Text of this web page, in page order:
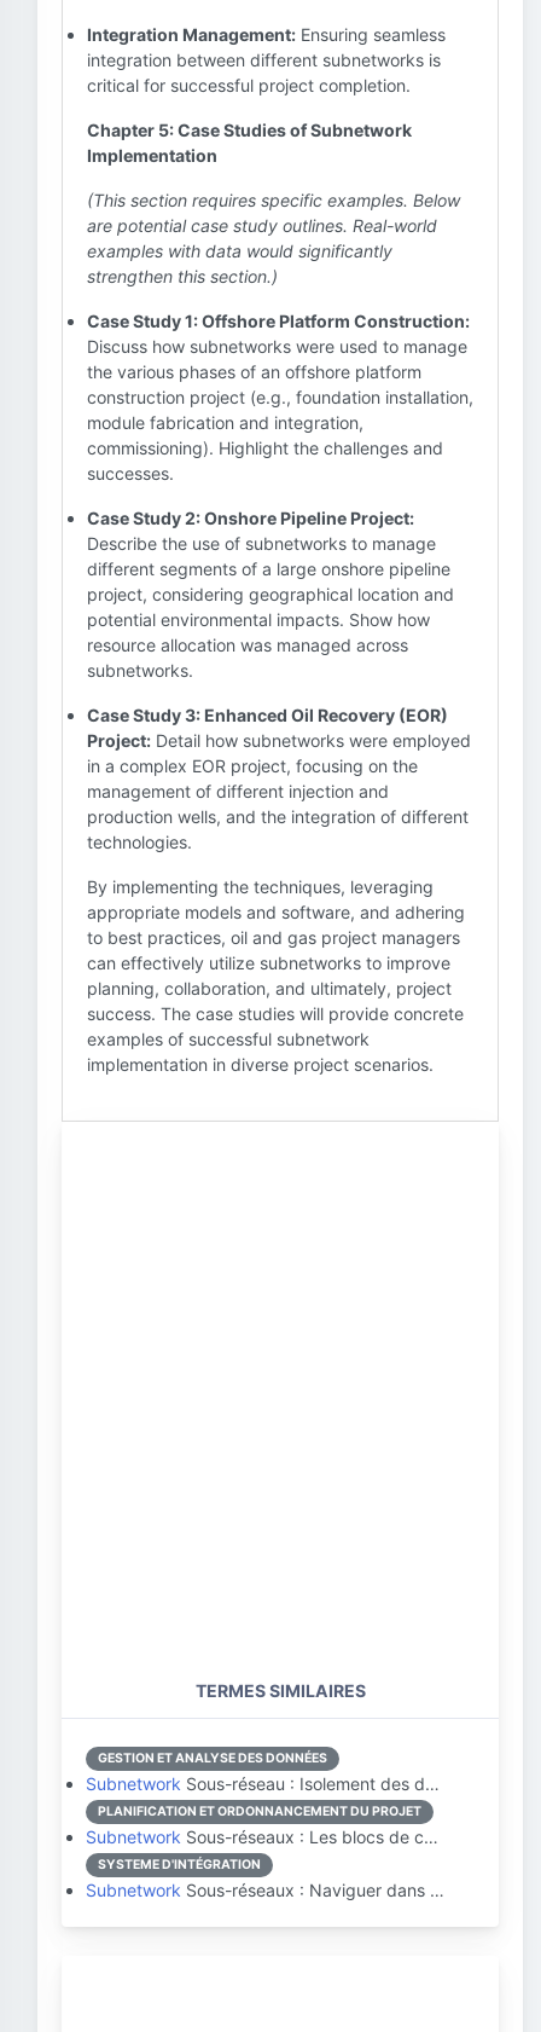
Integration Management: Ensuring seamless
integration between different subnetworks is
critical for successful project completion.
Chapter 5: Case Studies of Subnetwork
Implementation
(This section requires specific examples. Below
are potential case study outlines. Real-world
examples with data would significantly
strengthen this section.)
Case Study 1: Offshore Platform Construction:
Discuss how subnetworks were used to manage
the various phases of an offshore platform
construction project (e.g., foundation installation,
module fabrication and integration,
commissioning). Highlight the challenges and
successes.
Case Study 2: Onshore Pipeline Project:
Describe the use of subnetworks to manage
different segments of a large onshore pipeline
project, considering geographical location and
potential environmental impacts. Show how
resource allocation was managed across
subnetworks.
Case Study 3: Enhanced Oil Recovery (EOR)
Project: Detail how subnetworks were employed
in a complex EOR project, focusing on the
management of different injection and
production wells, and the integration of different
technologies.
By implementing the techniques, leveraging
appropriate models and software, and adhering
to best practices, oil and gas project managers
can effectively utilize subnetworks to improve
planning, collaboration, and ultimately, project
success. The case studies will provide concrete
examples of successful subnetwork
implementation in diverse project scenarios.
TERMES SIMILAIRES
GESTION ET ANALYSE DES DONNÉES
Subnetwork Sous-réseau : Isolement des d…
PLANIFICATION ET ORDONNANCEMENT DU PROJET
Subnetwork Sous-réseaux : Les blocs de c…
SYSTEME D'INTÉGRATION
Subnetwork Sous-réseaux : Naviguer dans …